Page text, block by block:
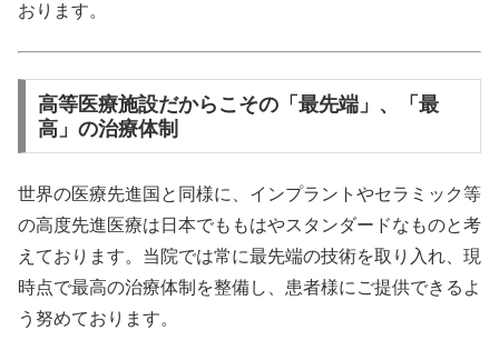
おります。
高等医療施設だからこその「最先端」、「最
高」の治療体制
世界の医療先進国と同様に、インプラントやセラミック等
の高度先進医療は日本でももはやスタンダードなものと考
えております。当院では常に最先端の技術を取り入れ、現
時点で最高の治療体制を整備し、患者様にご提供できるよ
う努めております。